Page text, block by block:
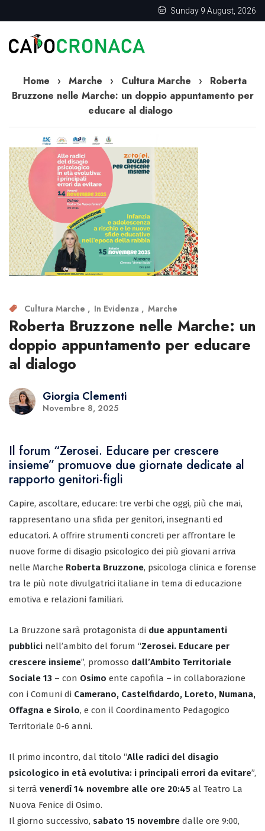
Sunday 9 August, 2026
Home › Marche › Cultura Marche ›
Roberta
Bruzzone nelle Marche: un doppio appuntamento per
educare al dialogo
Cultura Marche In Evidenza Marche
Roberta Bruzzone nelle Marche: un
doppio appuntamento per educare
al dialogo
Giorgia Clementi
Novembre 8, 2025
Il forum “Zerosei. Educare per crescere
insieme” promuove due giornate dedicate al
rapporto genitori-figli
Capire, ascoltare, educare: tre verbi che oggi, più che mai,
rappresentano una sfida per genitori, insegnanti ed
educatori. A offrire strumenti concreti per affrontare le
nuove forme di disagio psicologico dei più giovani arriva
nelle Marche Roberta Bruzzone, psicologa clinica e forense
tra le più note divulgatrici italiane in tema di educazione
emotiva e relazioni familiari.
La Bruzzone sarà protagonista di due appuntamenti
pubblici nell’ambito del forum “Zerosei. Educare per
crescere insieme”, promosso dall’Ambito Territoriale
Sociale 13 – con Osimo ente capofila – in collaborazione
con i Comuni di Camerano, Castelfidardo, Loreto, Numana,
Offagna e Sirolo, e con il Coordinamento Pedagogico
Territoriale 0-6 anni.
Il primo incontro, dal titolo “Alle radici del disagio
psicologico in età evolutiva: i principali errori da evitare”,
si terrà venerdì 14 novembre alle ore 20:45 al Teatro La
Nuova Fenice di Osimo.
Il giorno successivo, sabato 15 novembre dalle ore 9:00,